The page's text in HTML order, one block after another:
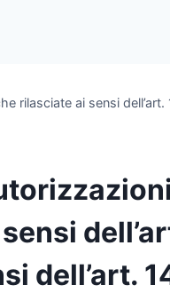
rilasciate ai sensi
dell’art.